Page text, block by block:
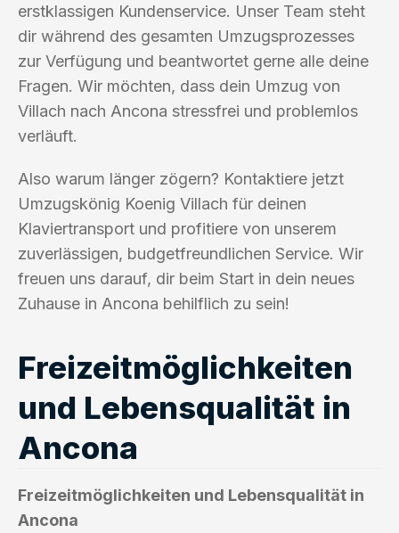
erstklassigen Kundenservice. Unser Team steht
dir während des gesamten Umzugsprozesses
zur Verfügung und beantwortet gerne alle deine
Fragen. Wir möchten, dass dein Umzug von
Villach nach Ancona stressfrei und problemlos
verläuft.
Also warum länger zögern? Kontaktiere jetzt
Umzugskönig Koenig Villach für deinen
Klaviertransport und profitiere von unserem
zuverlässigen, budgetfreundlichen Service. Wir
freuen uns darauf, dir beim Start in dein neues
Zuhause in Ancona behilflich zu sein!
Freizeitmöglichkeiten
und Lebensqualität in
Ancona
Freizeitmöglichkeiten und Lebensqualität in
Ancona